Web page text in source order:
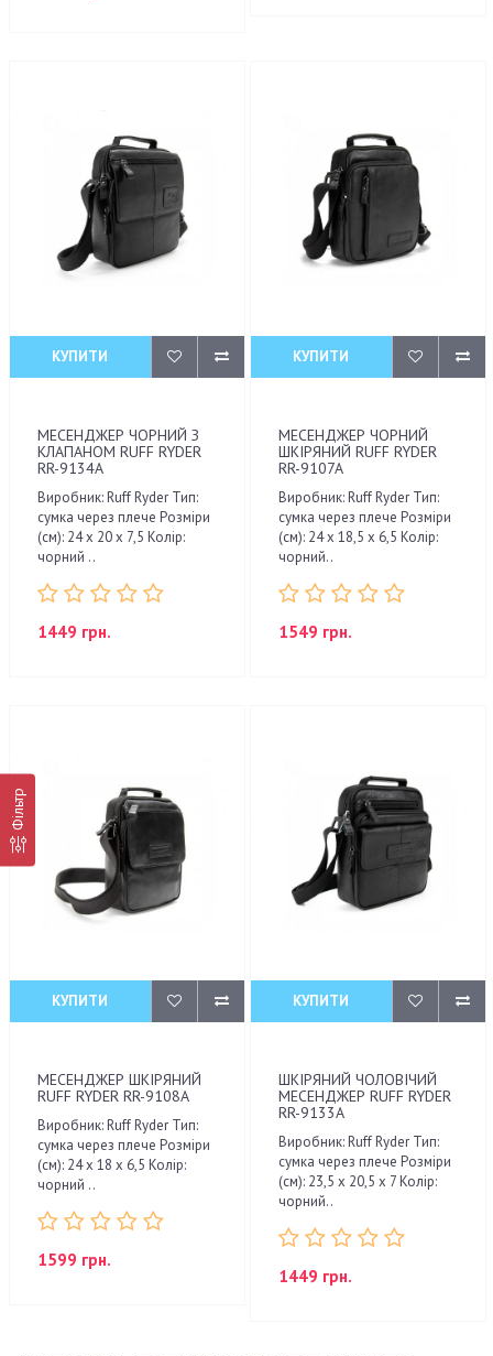
Фільтр
КУПИТИ
МЕСЕНДЖЕР ЧОРНИЙ З
КЛАПАНОМ RUFF RYDER
RR-9134A
Виробник: Ruff Ryder Тип:
сумка через плече Розміри
(см): 24 x 20 x 7,5 Колір:
чорний ..
1449 грн.
КУПИТИ
МЕСЕНДЖЕР ЧОРНИЙ
ШКІРЯНИЙ RUFF RYDER
RR-9107A
Виробник: Ruff Ryder Тип:
сумка через плече Розміри
(см): 24 x 18,5 x 6,5 Колір:
чорний..
1549 грн.
КУПИТИ
МЕСЕНДЖЕР ШКІРЯНИЙ
RUFF RYDER RR-9108A
Виробник: Ruff Ryder Тип:
сумка через плече Розміри
(см): 24 x 18 x 6,5 Колір:
чорний ..
1599 грн.
КУПИТИ
ШКІРЯНИЙ ЧОЛОВІЧИЙ
МЕСЕНДЖЕР RUFF RYDER
RR-9133A
Виробник: Ruff Ryder Тип:
сумка через плече Розміри
(см): 23,5 x 20,5 x 7 Колір:
чорний..
1449 грн.